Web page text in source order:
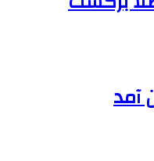
آمد